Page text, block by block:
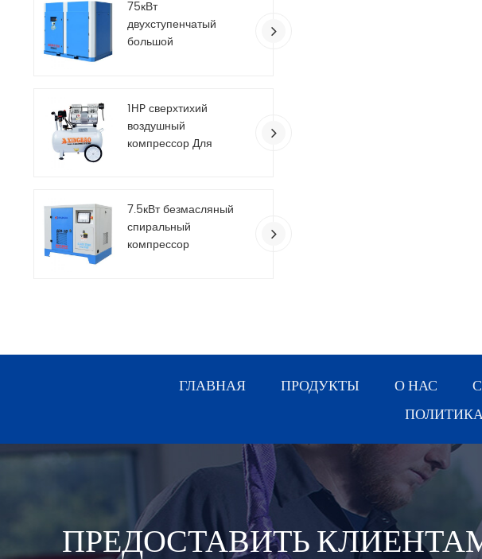
магнитами
75кВт
двухступенчатый
большой
1HP сверхтихий
воздушный
компрессор Для
7.5кВт безмасляный
спиральный
компрессор
ГЛАВНАЯ ПРОДУКТЫ О НАС
ПРЕДОСТАВИТЬ